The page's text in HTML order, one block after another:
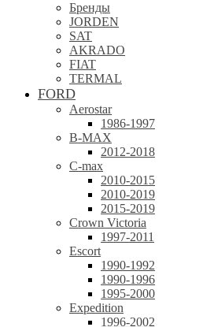
Бренды
JORDEN
SAT
AKRADO
FIAT
TERMAL
FORD
Aerostar
1986-1997
B-MAX
2012-2018
C-max
2010-2015
2010-2019
2015-2019
Crown Victoria
1997-2011
Escort
1990-1992
1990-1996
1995-2000
Expedition
1996-2002